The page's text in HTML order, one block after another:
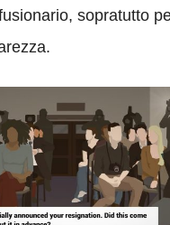
sopratutto